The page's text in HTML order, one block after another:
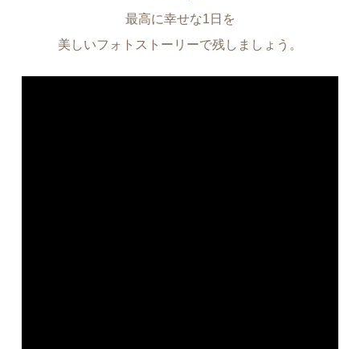
最高に幸せな1日を
美しいフォトストーリーで残しましょう。